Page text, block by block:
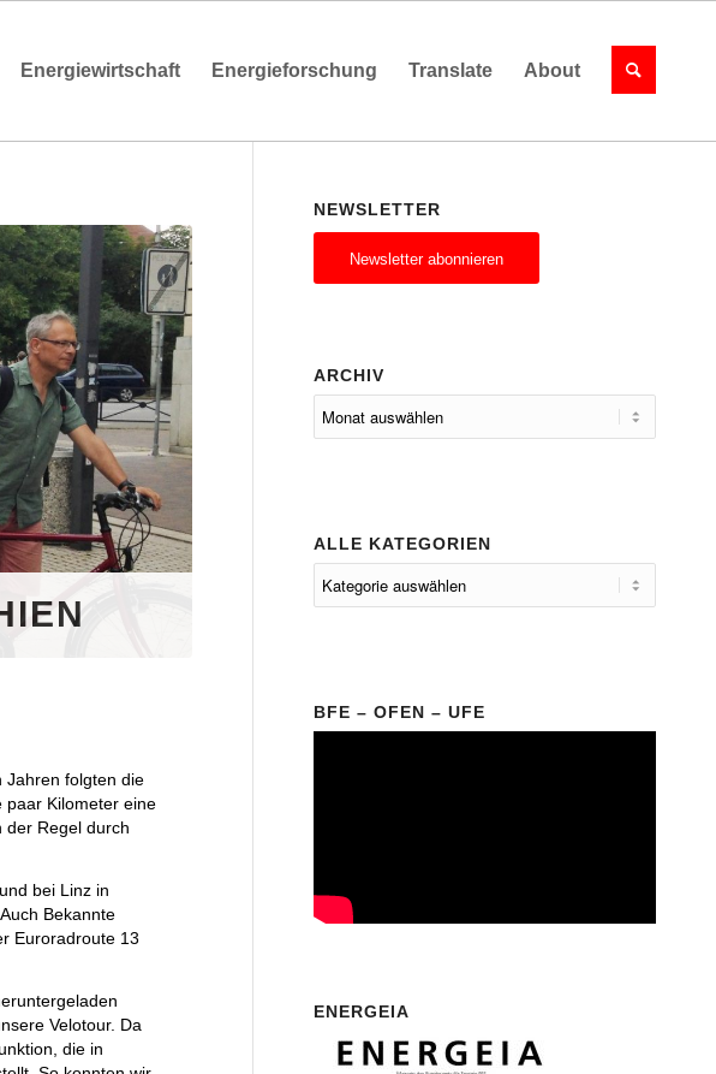
Energiewirtschaft Energieforschung Translate About
Jahren folgten die
paar Kilometer eine
der Regel durch
bei Linz in
Bekannte
Euroradroute 13
Velotour. Da
die in
NEWSLETTER
Newsletter abonnieren
ARCHIV
ALLE KATEGORIEN
BFE – OFEN – UFE
ENERGEIA